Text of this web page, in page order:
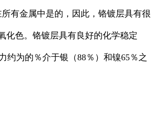
有金属中是的，因此，铬镀层具有很
色。铬镀层具有良好的化学稳定
为的％介于银（88％）和镍65％之